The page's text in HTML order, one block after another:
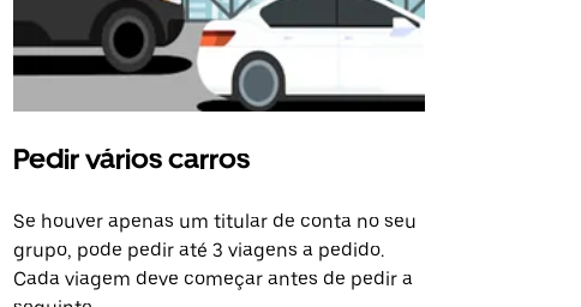
Pedir vários carros
Se houver apenas um titular de conta no seu
grupo, pode pedir até 3 viagens a pedido.
Cada viagem deve começar antes de pedir a